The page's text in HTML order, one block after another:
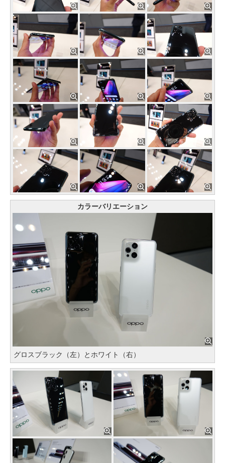
カラーバリエーション
グロスブラック（左）とホワイト（右）